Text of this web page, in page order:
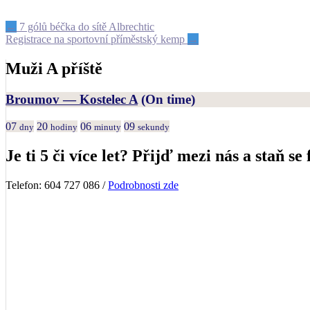
Post
navigation
← 7 gólů béčka do sítě Albrechtic
Registrace na sportovní příměstský kemp →
Muži A příště
Broumov — Kostelec A (On time)
07 dny 20 hodiny 06 minuty 09 sekundy
Je ti 5 či více let? Přijď mezi nás a staň se
Telefon: 604 727 086 /Podrobnosti zde